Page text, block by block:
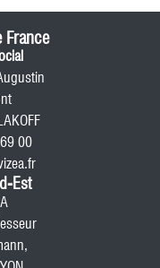
France
00
Est